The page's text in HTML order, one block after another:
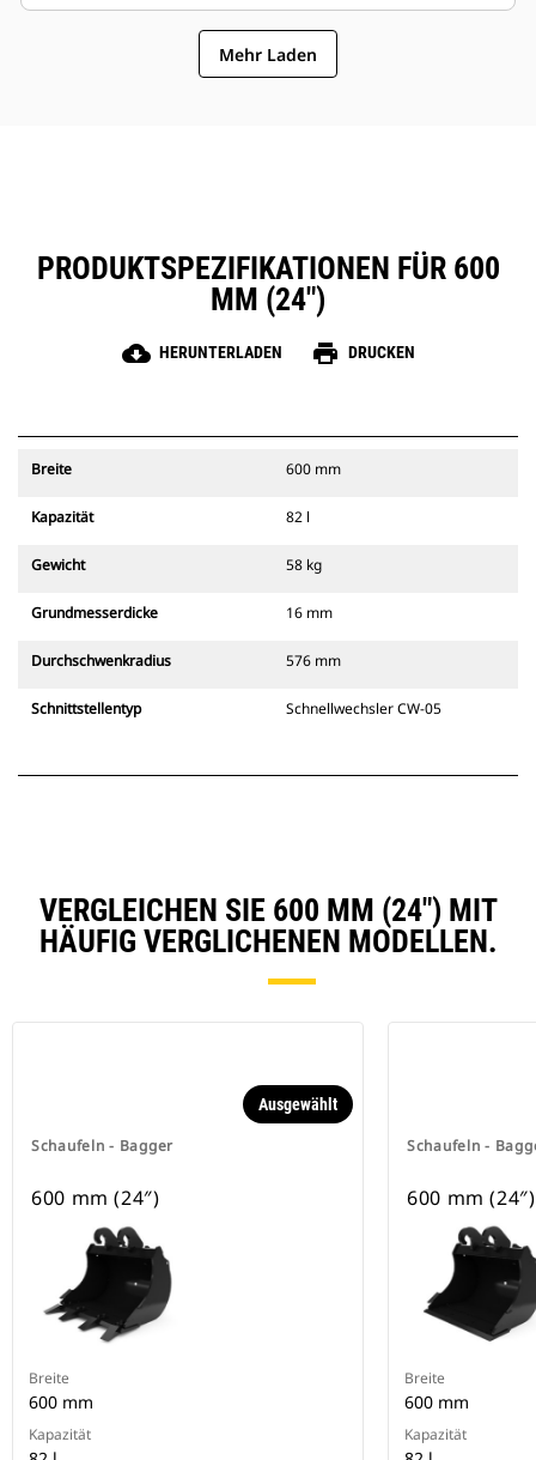
Mehr Laden
PRODUKTSPEZIFIKATIONEN FÜR 600
MM (24″)
cloud_download HERUNTERLADEN print DRUCKEN
Breite 600 mm
Kapazität 82 l
Gewicht 58 kg
Grundmesserdicke 16 mm
Durchschwenkradius 576 mm
Schnittstellentyp Schnellwechsler CW-05
VERGLEICHEN SIE 600 MM (24″) MIT
HÄUFIG VERGLICHENEN MODELLEN.
Schaufeln - Bagger
Ausgewählt
600 mm (24″)
Breite
600 mm
Kapazität
Schaufeln -
600 mm (24″)
Breite
600 mm
Kapazität